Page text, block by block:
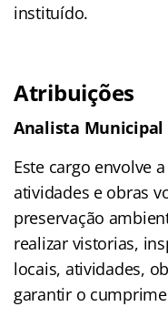
instituído.
Atribuições
Analista Municipal
Este cargo envolve
atividades e obras
preservação
realizar vistorias,
locais, atividades,
garantir o